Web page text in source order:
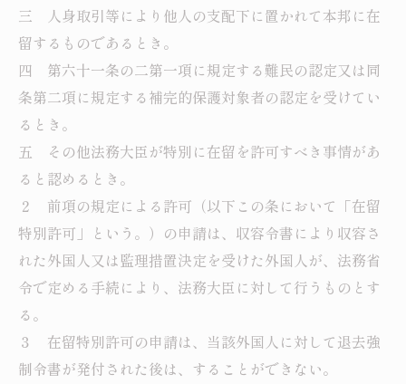
三 人身取引等により他人の支配下に置かれて本邦に在
留するものであるとき。
四 第六十一条の二第一項に規定する難民の認定又は同
条第二項に規定する補完的保護対象者の認定を受けてい
るとき。
五 その他法務大臣が特別に在留を許可すべき事情があ
ると認めるとき。
２ 前項の規定による許可（以下この条において「在留
特別許可」という。）の申請は、収容令書により収容さ
れた外国人又は監理措置決定を受けた外国人が、法務省
令で定める手続により、法務大臣に対して行うものとす
る。
３ 在留特別許可の申請は、当該外国人に対して退去強
制令書が発付された後は、することができない。